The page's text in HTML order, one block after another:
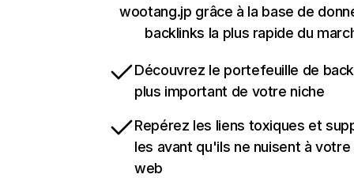
wootang.jp grâce à la base de
backlinks la plus rapide du
Découvrez le portefeuille de
plus important de votre niche
Repérez les liens toxiques et
les avant qu'ils ne nuisent à
web